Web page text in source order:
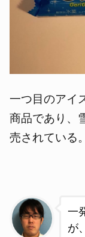
一つ目のアイ
商品であり、
売されている。
一
が